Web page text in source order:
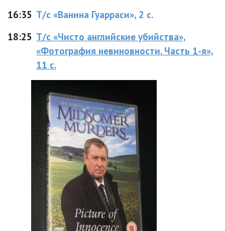
16:35 Т/с «Ванина Гуарраси», 2 с.
18:25 Т/с «Чисто английские убийства»,
«Фотография невиновности. Часть 1-я»,
11 с.